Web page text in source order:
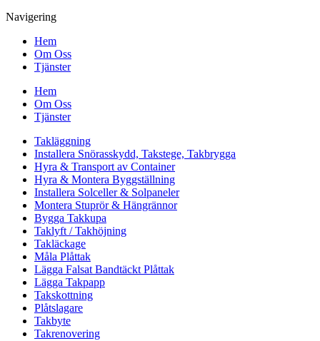
Navigering
Hem
Om Oss
Tjänster
Hem
Om Oss
Tjänster
Takläggning
Installera Snörasskydd, Takstege, Takbrygga
Hyra & Transport av Container
Hyra & Montera Byggställning
Installera Solceller & Solpaneler
Montera Stuprör & Hängrännor
Bygga Takkupa
Taklyft / Takhöjning
Takläckage
Måla Plåttak
Lägga Falsat Bandtäckt Plåttak
Lägga Takpapp
Takskottning
Plåtslagare
Takbyte
Takrenovering